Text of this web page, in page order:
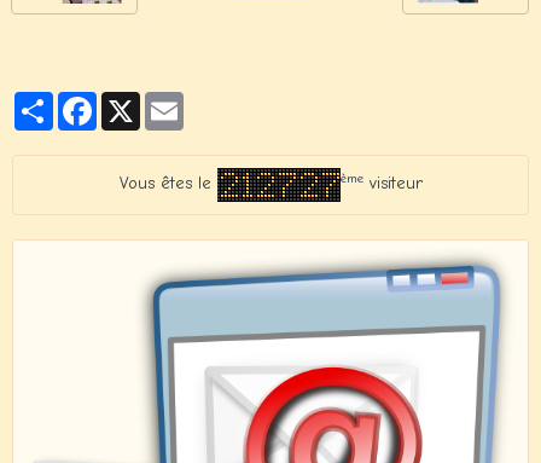
PartagerFacebook
X
Vous êtes le èmevisiteur